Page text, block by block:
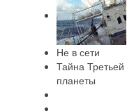
Не в сети
Тайна Третьей
планеты